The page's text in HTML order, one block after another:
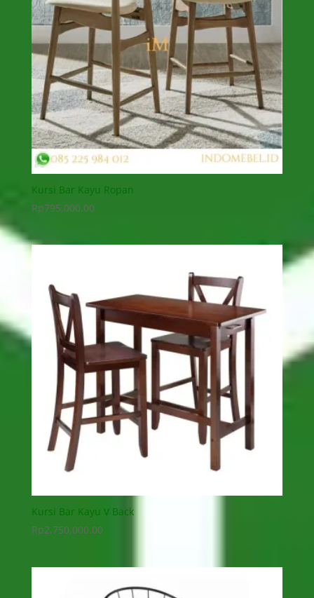
Kursi Bar Kayu Ropan
Rp795,000.00
Kursi Bar Kayu V Back
Rp2,750,000.00